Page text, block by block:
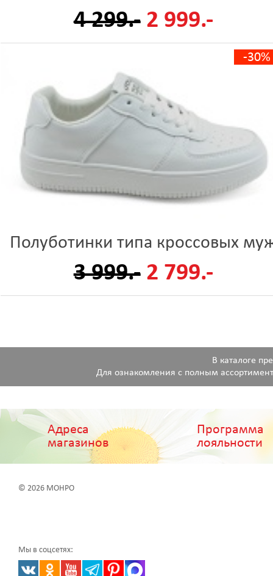
4 299.- 2 999.-
-30%
Полуботинки типа кроссовых
3 999.- 2 799.-
В каталоге
Для ознакомления с полным
Адреса
магазинов
Программа
лояльности
© 2026 МОНРО
Мы в соцсетях: